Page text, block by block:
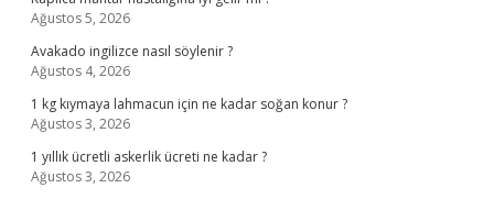
Ağustos 5, 2026
Avakado ingilizce nasıl söylenir ?
Ağustos 4, 2026
1 kg kıymaya lahmacun için ne kadar soğan konur ?
Ağustos 3, 2026
1 yıllık ücretli askerlik ücreti ne kadar ?
Ağustos 3, 2026